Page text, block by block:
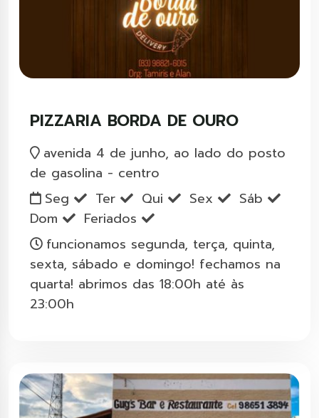
PIZZARIA BORDA DE OURO
avenida 4 de junho, ao lado do posto
de gasolina - centro
Seg
Ter Qui Sex
Sáb
Dom
Feriados
funcionamos segunda, terça, quinta,
sexta, sábado e domingo! fechamos na
quarta! abrimos das 18:00h até às
23:00h